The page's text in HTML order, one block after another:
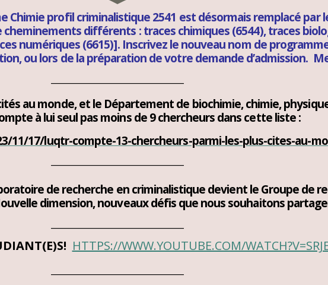
Chimie profil criminalistique 2541 est désormais remplacé par
différents : traces chimiques (6544), traces
numériques (6615)]. Inscrivez le nouveau nom de
ou lors de la préparation de votre demande d’admission.
au monde, et le Département de biochimie, chimie,
à lui seul pas moins de 9 chercheurs dans cette liste :
11/17/luqtr-compte-13-chercheurs-parmi-les-plus-cites-au-
de recherche en criminalistique devient le Groupe de
dimension, nouveaux défis que nous souhaitons
HTTPS://WWW.YOUTUBE.COM/